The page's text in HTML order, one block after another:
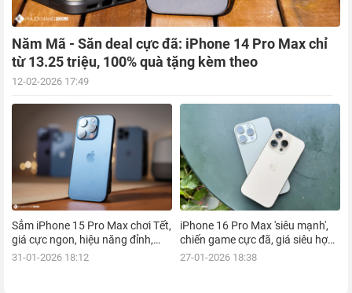
Năm Mã - Săn deal cực đã: iPhone 14 Pro Max chỉ
từ 13.25 triệu, 100% quà tặng kèm theo
12-02-2026 17:49
Sắm iPhone 15 Pro Max chơi Tết,
giá cực ngon, hiệu năng đỉnh,
kèm nhiều ưu đãi, mua ngay!
31-01-2026 18:12
iPhone 16 Pro Max 'siêu mạnh',
chiến game cực đã, giá siêu hợp
lý, mua ngay!
27-01-2026 18:38